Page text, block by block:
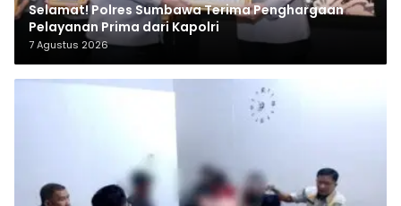
Selamat! Polres Sumbawa Terima Penghargaan
Pelayanan Prima dari Kapolri
7 Agustus 2026